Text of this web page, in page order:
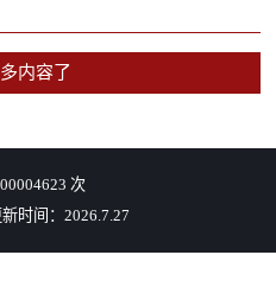
内容了
次
时间： 2026 7 27